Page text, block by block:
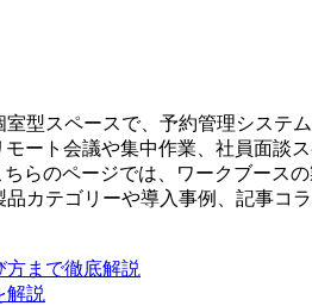
型スペースで、予約管理シス
ート会議や集中作業、社員面談
らのページでは、ワークブース
カテゴリーや導入事例、記事コ
まで徹底解説
解説